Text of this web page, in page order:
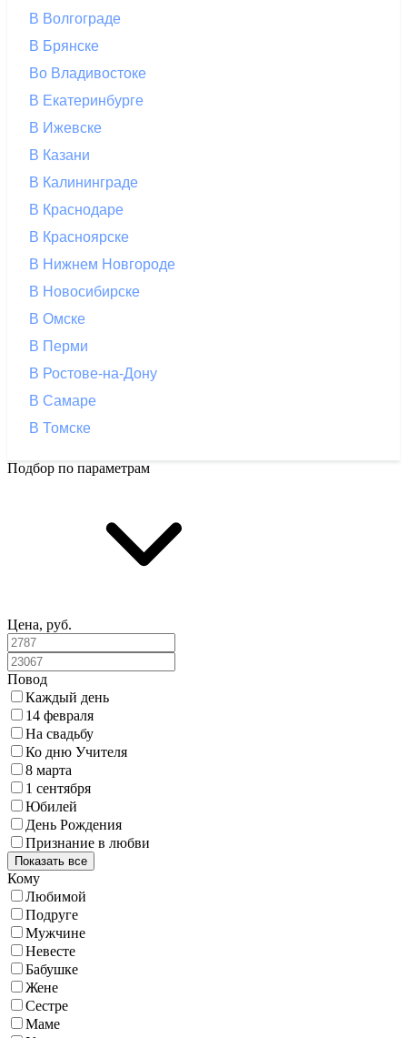
В Волгограде
В Брянске
Во Владивостоке
В Екатеринбурге
В Ижевске
В Казани
В Калининграде
В Краснодаре
В Красноярске
В Нижнем Новгороде
В Новосибирске
В Омске
В Перми
В Ростове-на-Дону
В Самаре
В Томске
Подбор по параметрам
Цена, руб.
Повод
Каждый день
14 февраля
На свадьбу
Ко дню Учителя
8 марта
1 сентября
Юбилей
День Рождения
Признание в любви
Показать все
Кому
Любимой
Подруге
Мужчине
Невесте
Бабушке
Жене
Сестре
Маме